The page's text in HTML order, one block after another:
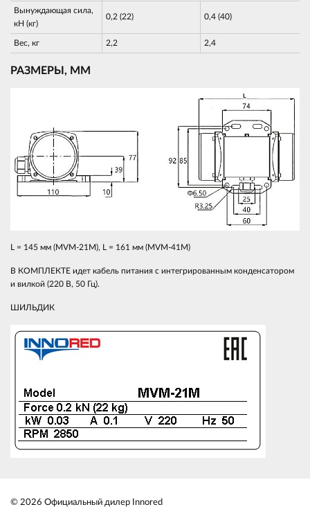
Вынуждающая сила,
кН (кг)
0,2 (22) 0,4 (40)
Вес, кг 2,2 2,4
РАЗМЕРЫ, ММ
L = 145 мм (MVM-21M), L = 161 мм (MVM-41M)
В КОМПЛЕКТЕ идет кабель питания с интегрированным конденсатором
и вилкой (220 В, 50 Гц).
ШИЛЬДИК
© 2026 Официальный дилер Innored